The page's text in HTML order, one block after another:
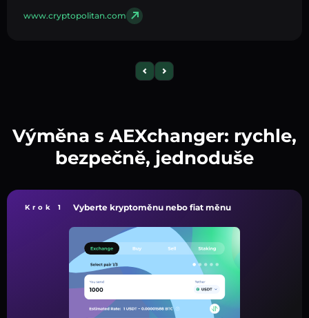
www.cryptopolitan.com
Výměna s AEXchanger: rychle,
bezpečně, jednoduše
Krok 1 Vyberte kryptoměnu nebo fiat měnu